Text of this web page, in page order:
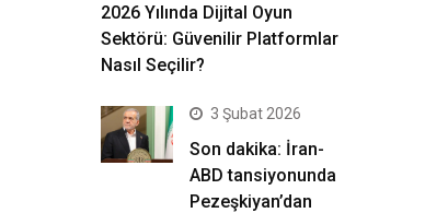
2026 Yılında Dijital Oyun
Sektörü: Güvenilir Platformlar
Nasıl Seçilir?
3 Şubat 2026
Son dakika: İran-
ABD tansiyonunda
Pezeşkiyan’dan